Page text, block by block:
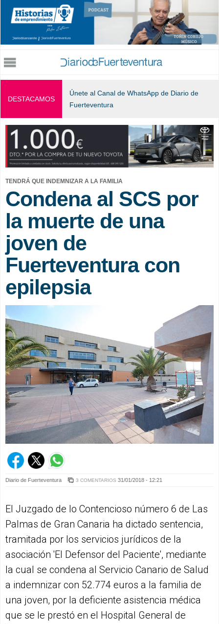
Jump to navigation
DESTACAMOS
Únete al Canal de WhatsApp de Diario de
Fuerteventura
TENDRÁ QUE INDEMNIZAR A LA FAMILIA
Condena al SCS por
la muerte de una
joven de
Fuerteventura con
epilepsia
Diario de Fuerteventura 3 COMENTARIOS 31/01/2018 - 12:21
El Juzgado de lo Contencioso número 6 de Las
Palmas de Gran Canaria ha dictado sentencia,
tramitada por los servicios jurídicos de la
asociación 'El Defensor del Paciente', mediante
la cual se condena al Servicio Canario de Salud
a indemnizar con 52.774 euros a la familia de
una joven, por la deficiente asistencia médica
que se le prestó en el Hospital General de